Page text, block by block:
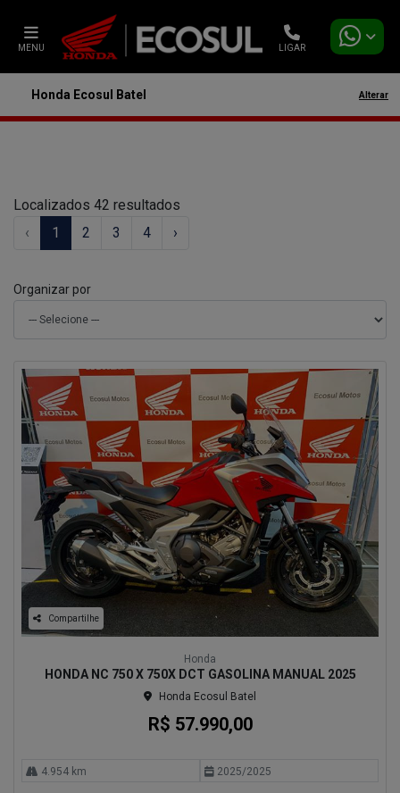
MENU LIGAR
Honda Ecosul Batel Alterar
Localizados 42 resultados
‹
1 2 3 4 ›
Organizar por
Compartilhe
Honda
HONDA NC 750 X 750X DCT GASOLINA MANUAL 2025
Honda Ecosul Batel
R$ 57.990,00
4.954 km 2025/2025